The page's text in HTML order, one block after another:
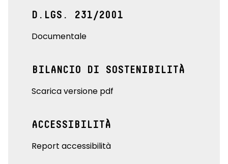
D.LGS. 231/2001
Documentale
BILANCIO DI SOSTENIBILITÀ
Scarica versione pdf
ACCESSIBILITÀ
Report accessibilità